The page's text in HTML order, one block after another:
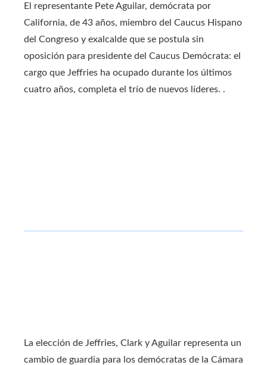
El representante Pete Aguilar, demócrata por
California, de 43 años, miembro del Caucus Hispano
del Congreso y exalcalde que se postula sin
oposición para presidente del Caucus Demócrata: el
cargo que Jeffries ha ocupado durante los últimos
cuatro años, completa el trío de nuevos líderes. .
La elección de Jeffries, Clark y Aguilar representa un
cambio de guardia para los demócratas de la Cámara